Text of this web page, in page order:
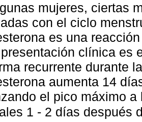
mujeres, ciertas
con el ciclo
es una
clínica es
recurrente durante
aumenta 14
el pico máximo
1 - 2 días después